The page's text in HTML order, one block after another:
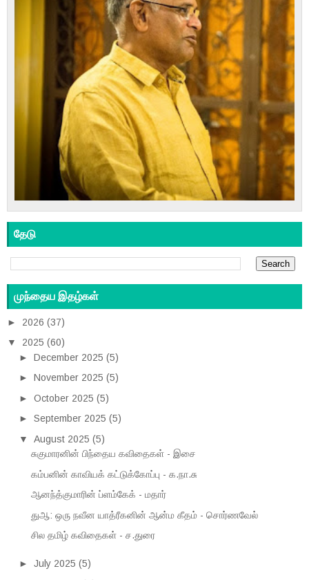
தேடு
முந்தைய இதழ்கள்
► 2026 (37)
▼
2025 (60)
► December 2025 (5)
► November 2025 (5)
► October 2025 (5)
► September 2025 (5)
▼
August 2025 (5)
சுகுமாரனின் பிந்தைய கவிதைகள் - இசை
கம்பனின் காவியக் கட்டுக்கோப்பு - க.நா.சு
ஆனந்த்குமாரின் ப்ளம்கேக் - மதார்
துஆ: ஒரு நவீன யாத்ரீகனின் ஆன்ம கீதம் - சொர்ணவேல்
சில தமிழ் கவிதைகள் - ச.துரை
► July 2025 (5)